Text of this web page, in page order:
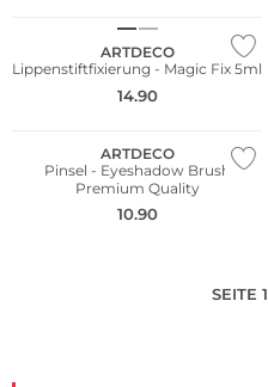
ARTDECO
Lippenstiftfixierung - Magic Fix 5ml
14.90
ARTDECO
Pinsel - Eyeshadow Brush
Premium Quality
10.90
SEITE